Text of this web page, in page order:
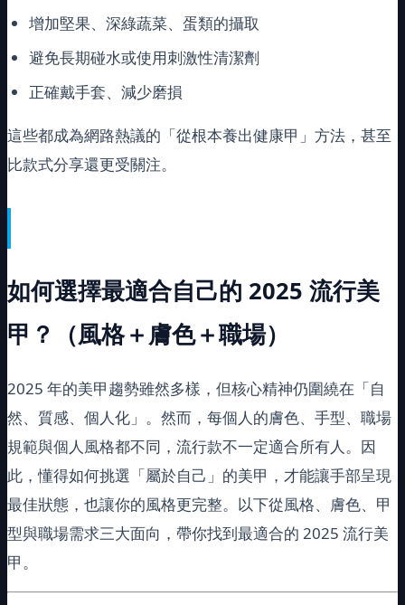
增加堅果、深綠蔬菜、蛋類的攝取
避免長期碰水或使用刺激性清潔劑
正確戴手套、減少磨損
這些都成為網路熱議的「從根本養出健康甲」方法，甚至
比款式分享還更受關注。
如何選擇最適合自己的 2025 流行美
甲？（風格＋膚色＋職場）
2025 年的美甲趨勢雖然多樣，但核心精神仍圍繞在「自
然、質感、個人化」。然而，每個人的膚色、手型、職場
規範與個人風格都不同，流行款不一定適合所有人。因
此，懂得如何挑選「屬於自己」的美甲，才能讓手部呈現
最佳狀態，也讓你的風格更完整。以下從風格、膚色、甲
型與職場需求三大面向，帶你找到最適合的 2025 流行美
甲。